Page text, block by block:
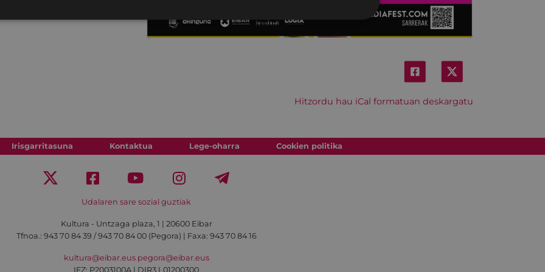
Hitzordu hau iCal formatuan deskargatu
Irisgarritasuna Kontaktua Lege-oharra Cookien politika
Udalaren sare sozial guztiak
Kultura - Untzaga plaza, 1 | 20600 Eibar
Tfnoa.: 943 70 84 39 / 943 70 84 00 (Pegora) | Faxa: 943 70 84 16
kultura@eibar.eus pegora@eibar.eus
IFZ: P2003100A | DIR3 L01200300